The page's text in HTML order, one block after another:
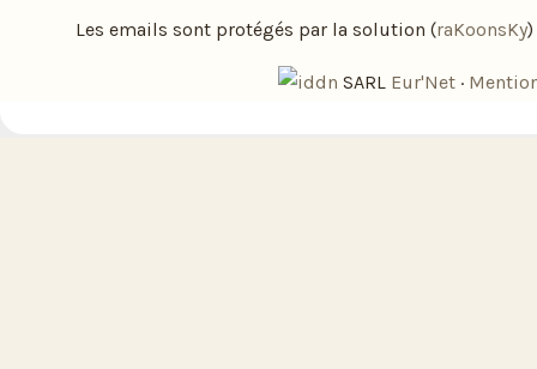
Les emails sont protégés par la solution (raKoonsKy)
SARL Eur'Net ·